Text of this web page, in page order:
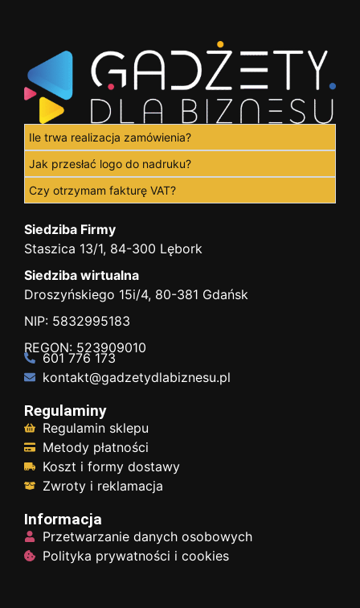
Ile trwa realizacja zamówienia?
Jak przesłać logo do nadruku?
Czy otrzymam fakturę VAT?
Siedziba Firmy
Staszica 13/1, 84-300 Lębork
Siedziba wirtualna
Droszyńskiego 15i/4, 80-381 Gdańsk
NIP: 5832995183
REGON: 523909010
601 776 173
kontakt@gadzetydlabiznesu.pl
Regulaminy
Regulamin sklepu
Metody płatności
Koszt i formy dostawy
Zwroty i reklamacja
Informacja
Przetwarzanie danych osobowych
Polityka prywatności i cookies